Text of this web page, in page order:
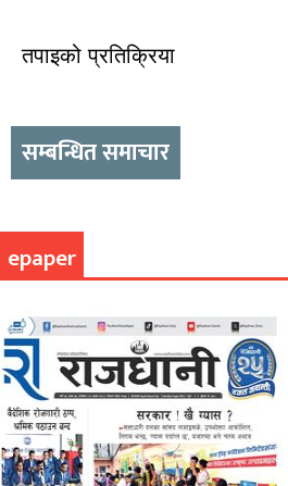
तपाइको प्रतिक्रिया
सम्बन्धित समाचार
epaper